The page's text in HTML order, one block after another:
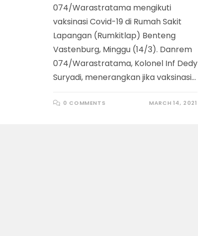
074/Warastratama mengikuti
vaksinasi Covid-19 di Rumah Sakit
Lapangan (Rumkitlap) Benteng
Vastenburg, Minggu (14/3). Danrem
074/Warastratama, Kolonel Inf Dedy
Suryadi, menerangkan jika vaksinasi…
0 COMMENTS MARCH 14, 2021